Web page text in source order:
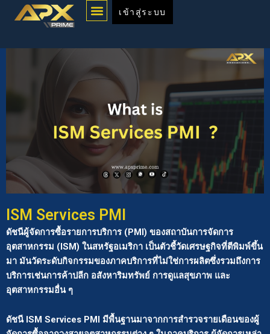
Menuเข้าสู่ระบบ
ISM Services PMI
ดัชนีผู้จัดการซื้อรายการบริการ (PMI) ของสถาบันการจัดการ
อุตสาหกรรม (ISM) ในสหรัฐอเมริกา เป็นตัวชี้วัดเศรษฐกิจที่ตีพิมพ์ขึ้น
มา มันวัดระดับกิจกรรมของภาคบริการที่ไม่ใช่การผลิตซึ่งรวมถึงการ
บริการเช่นการค้าปลีก อสังหาริมทรัพย์ การดูแลสุขภาพ และ
อุตสาหกรรมอื่น ๆ
ดัชนี ISM Services PMI มีพื้นฐานมาจากการสำรวจรายเดือนของผู้